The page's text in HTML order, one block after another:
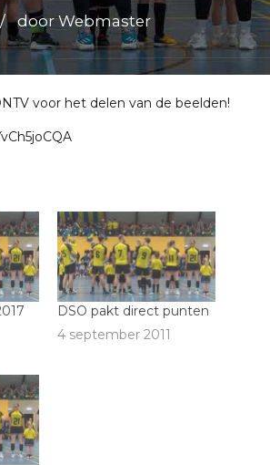
door Webmaster
voor het delen van de beelden!
DSO pakt direct punten
4 september 2011